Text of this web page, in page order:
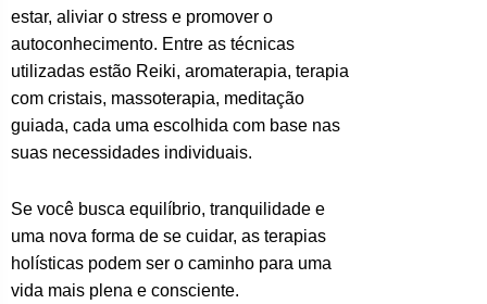
estar, aliviar o stress e promover o
autoconhecimento. Entre as técnicas
utilizadas estão Reiki, aromaterapia, terapia
com cristais, massoterapia, meditação
guiada, cada uma escolhida com base nas
suas necessidades individuais.
Se você busca equilíbrio, tranquilidade e
uma nova forma de se cuidar, as terapias
holísticas podem ser o caminho para uma
vida mais plena e consciente.